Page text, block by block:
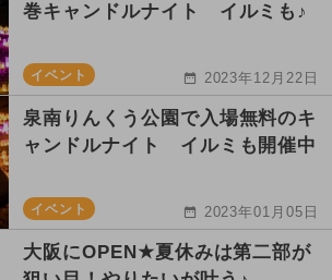
巻キャンドルナイト イルミも♪
イベント 2023年12月22日
泉南りんくう公園で入場無料のキ
ャンドルナイト イルミも開催中
イベント 2023年01月05日
大阪にOPEN★夏休みは第二部が